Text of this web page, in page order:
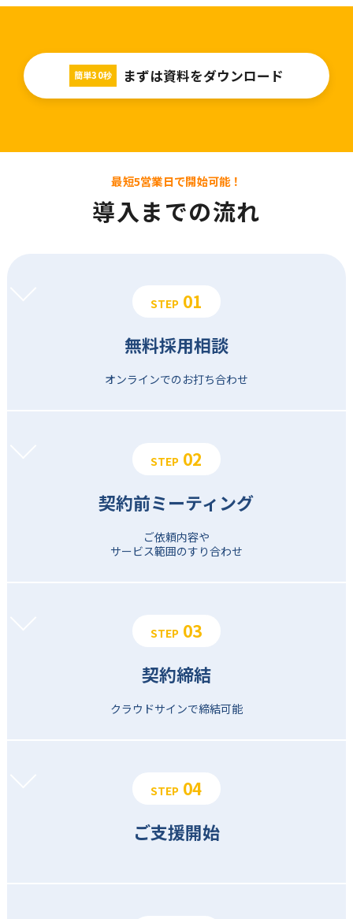
簡単30秒 まずは資料をダウンロード
最短5営業日で開始可能！
導入までの流れ
STEP 01
無料採用相談
オンラインでの お打ち合わせ
STEP 02
契約前ミーティング
ご依頼内容や
サービス範囲のすり合わせ
STEP 03
契約締結
クラウドサインで締結可能
STEP 04
ご支援開始